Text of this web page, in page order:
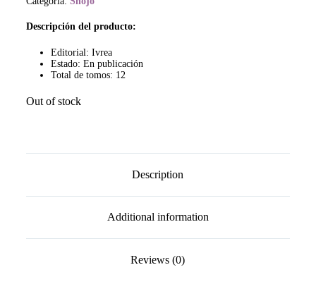
Descripción del producto:
Editorial: Ivrea
Estado: En publicación
Total de tomos: 12
Out of stock
Description
Additional information
Reviews (0)